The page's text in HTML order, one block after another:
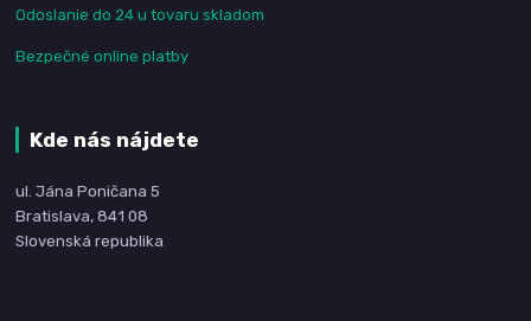
Odoslanie do 24 u tovaru skladom
Bezpečné online platby
Kde nás nájdete
ul. Jána Poničana 5
Bratislava, 841 08
Slovenská republika